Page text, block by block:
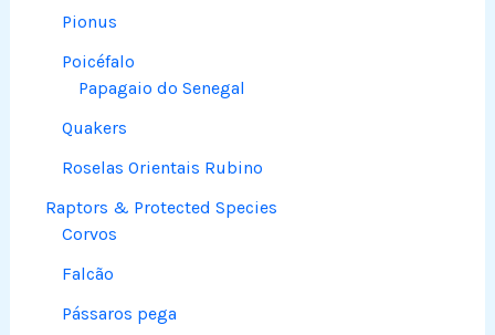
Pionus
Poicéfalo
Papagaio do Senegal
Quakers
Roselas Orientais Rubino
Raptors & Protected Species
Corvos
Falcão
Pássaros pega